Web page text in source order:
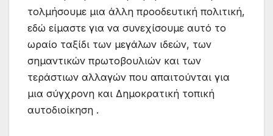
τολμήσουμε μια άλλη προοδευτική πολιτική,
εδώ είμαστε για να συνεχίσουμε αυτό το
ωραίο ταξίδι των μεγάλων ιδεών, των
σημαντικών πρωτοβουλιών και των
τεράστιων αλλαγών που απαιτούνται για
μια σύγχρονη και Δημοκρατική τοπική
αυτοδιοίκηση .